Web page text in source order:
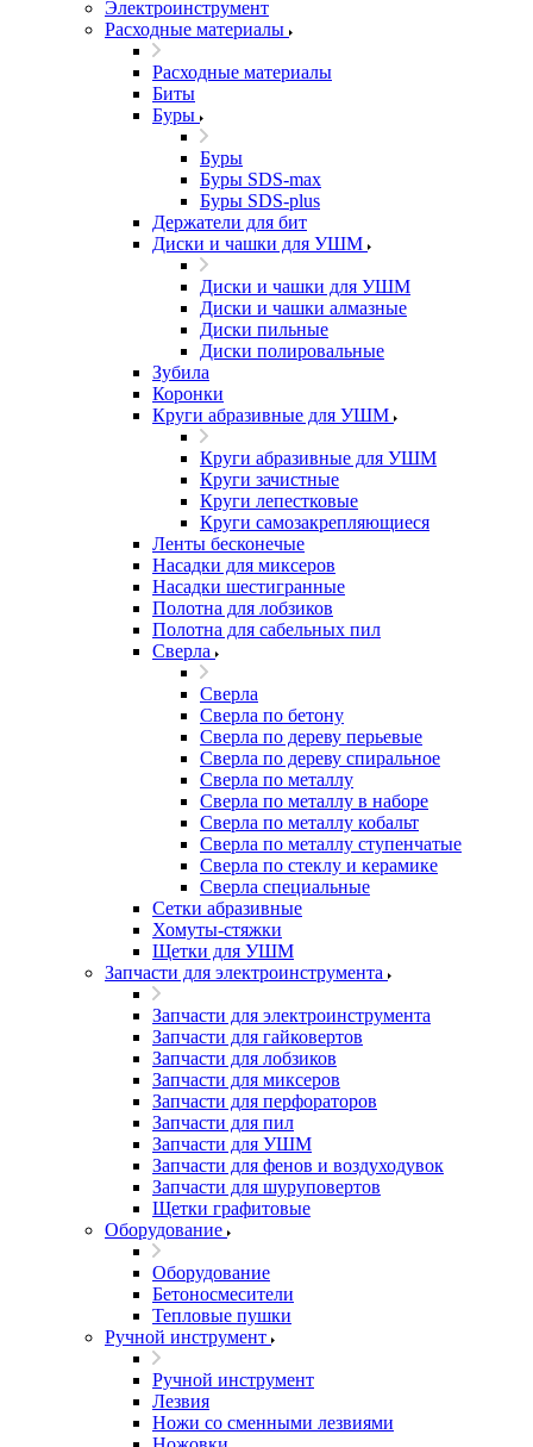
Электроинструмент
Расходные материалы
Расходные материалы
Биты
Буры
Буры
Буры SDS-max
Буры SDS-plus
Держатели для бит
Диски и чашки для УШМ
Диски и чашки для УШМ
Диски и чашки алмазные
Диски пильные
Диски полировальные
Зубила
Коронки
Круги абразивные для УШМ
Круги абразивные для УШМ
Круги зачистные
Круги лепестковые
Круги самозакрепляющиеся
Ленты бесконечые
Насадки для миксеров
Насадки шестигранные
Полотна для лобзиков
Полотна для сабельных пил
Сверла
Сверла
Сверла по бетону
Сверла по дереву перьевые
Сверла по дереву спиральное
Сверла по металлу
Сверла по металлу в наборе
Сверла по металлу кобальт
Сверла по металлу ступенчатые
Сверла по стеклу и керамике
Сверла специальные
Сетки абразивные
Хомуты-стяжки
Щетки для УШМ
Запчасти для электроинструмента
Запчасти для электроинструмента
Запчасти для гайковертов
Запчасти для лобзиков
Запчасти для миксеров
Запчасти для перфораторов
Запчасти для пил
Запчасти для УШМ
Запчасти для фенов и воздуходувок
Запчасти для шуруповертов
Щетки графитовые
Оборудование
Оборудование
Бетоносмесители
Тепловые пушки
Ручной инструмент
Ручной инструмент
Лезвия
Ножи со сменными лезвиями